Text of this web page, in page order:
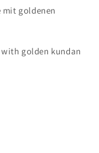
mit goldenen
golden kundan